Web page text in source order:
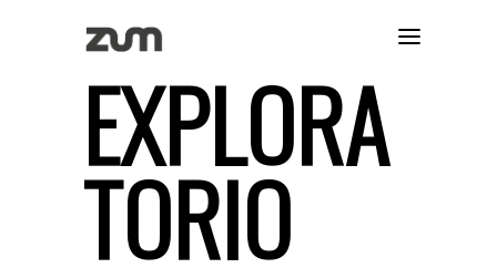
EXPLORA
TORIO